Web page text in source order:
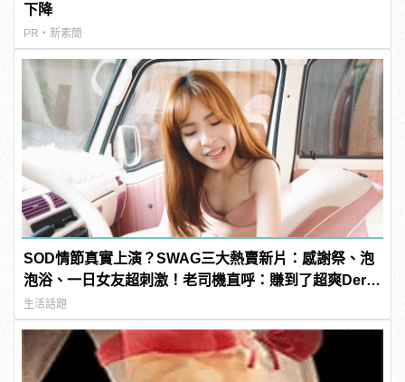
下降
PR・新素簡
SOD情節真實上演？SWAG三大熱賣新片：感謝祭、泡
泡浴、一日女友超刺激！老司機直呼：賺到了超爽Der～
| manfashion這樣變型男
生活話題